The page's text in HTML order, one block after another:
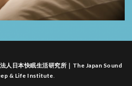
人日本快眠生活研究所｜The Japan Sound
& Life Institute